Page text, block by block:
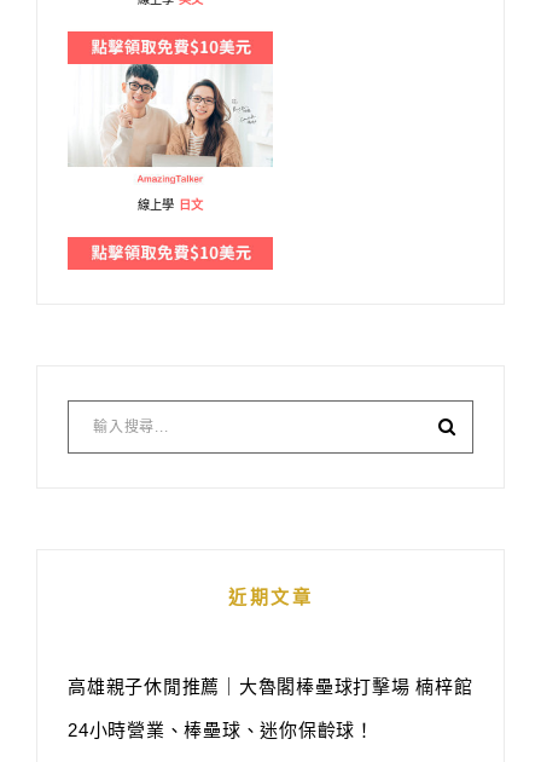
線上學 日文
近期文章
高雄親子休閒推薦｜大魯閣棒壘球打擊場 楠梓館
24小時營業、棒壘球、迷你保齡球！